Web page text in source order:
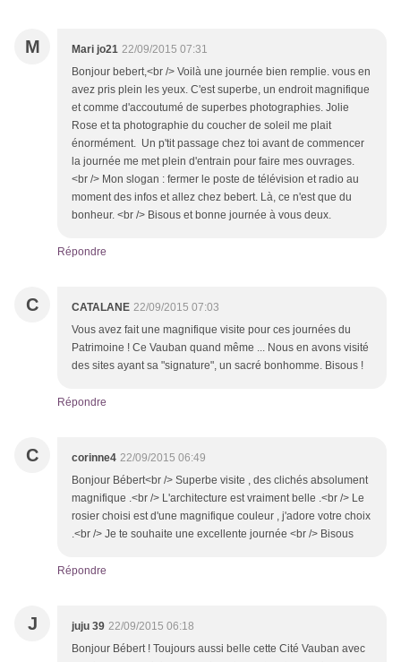
M Mari jo21 22/09/2015 07:31
Bonjour bebert,<br /> Voilà une journée bien remplie. vous en
avez pris plein les yeux. C'est superbe, un endroit magnifique
et comme d'accoutumé de superbes photographies. Jolie
Rose et ta photographie du coucher de soleil me plait
énormément. Un p'tit passage chez toi avant de commencer
la journée me met plein d'entrain pour faire mes ouvrages.
<br /> Mon slogan : fermer le poste de télévision et radio au
moment des infos et allez chez bebert. Là, ce n'est que du
bonheur. <br /> Bisous et bonne journée à vous deux.
Répondre
C CATALANE 22/09/2015 07:03
Vous avez fait une magnifique visite pour ces journées du
Patrimoine ! Ce Vauban quand même ... Nous en avons visité
des sites ayant sa "signature", un sacré bonhomme. Bisous !
Répondre
C corinne4 22/09/2015 06:49
Bonjour Bébert<br /> Superbe visite , des clichés absolument
magnifique .<br /> L'architecture est vraiment belle .<br /> Le
rosier choisi est d'une magnifique couleur , j'adore votre choix
.<br /> Je te souhaite une excellente journée <br /> Bisous
Répondre
J juju 39 22/09/2015 06:18
Bonjour Bébert ! Toujours aussi belle cette Cité Vauban avec